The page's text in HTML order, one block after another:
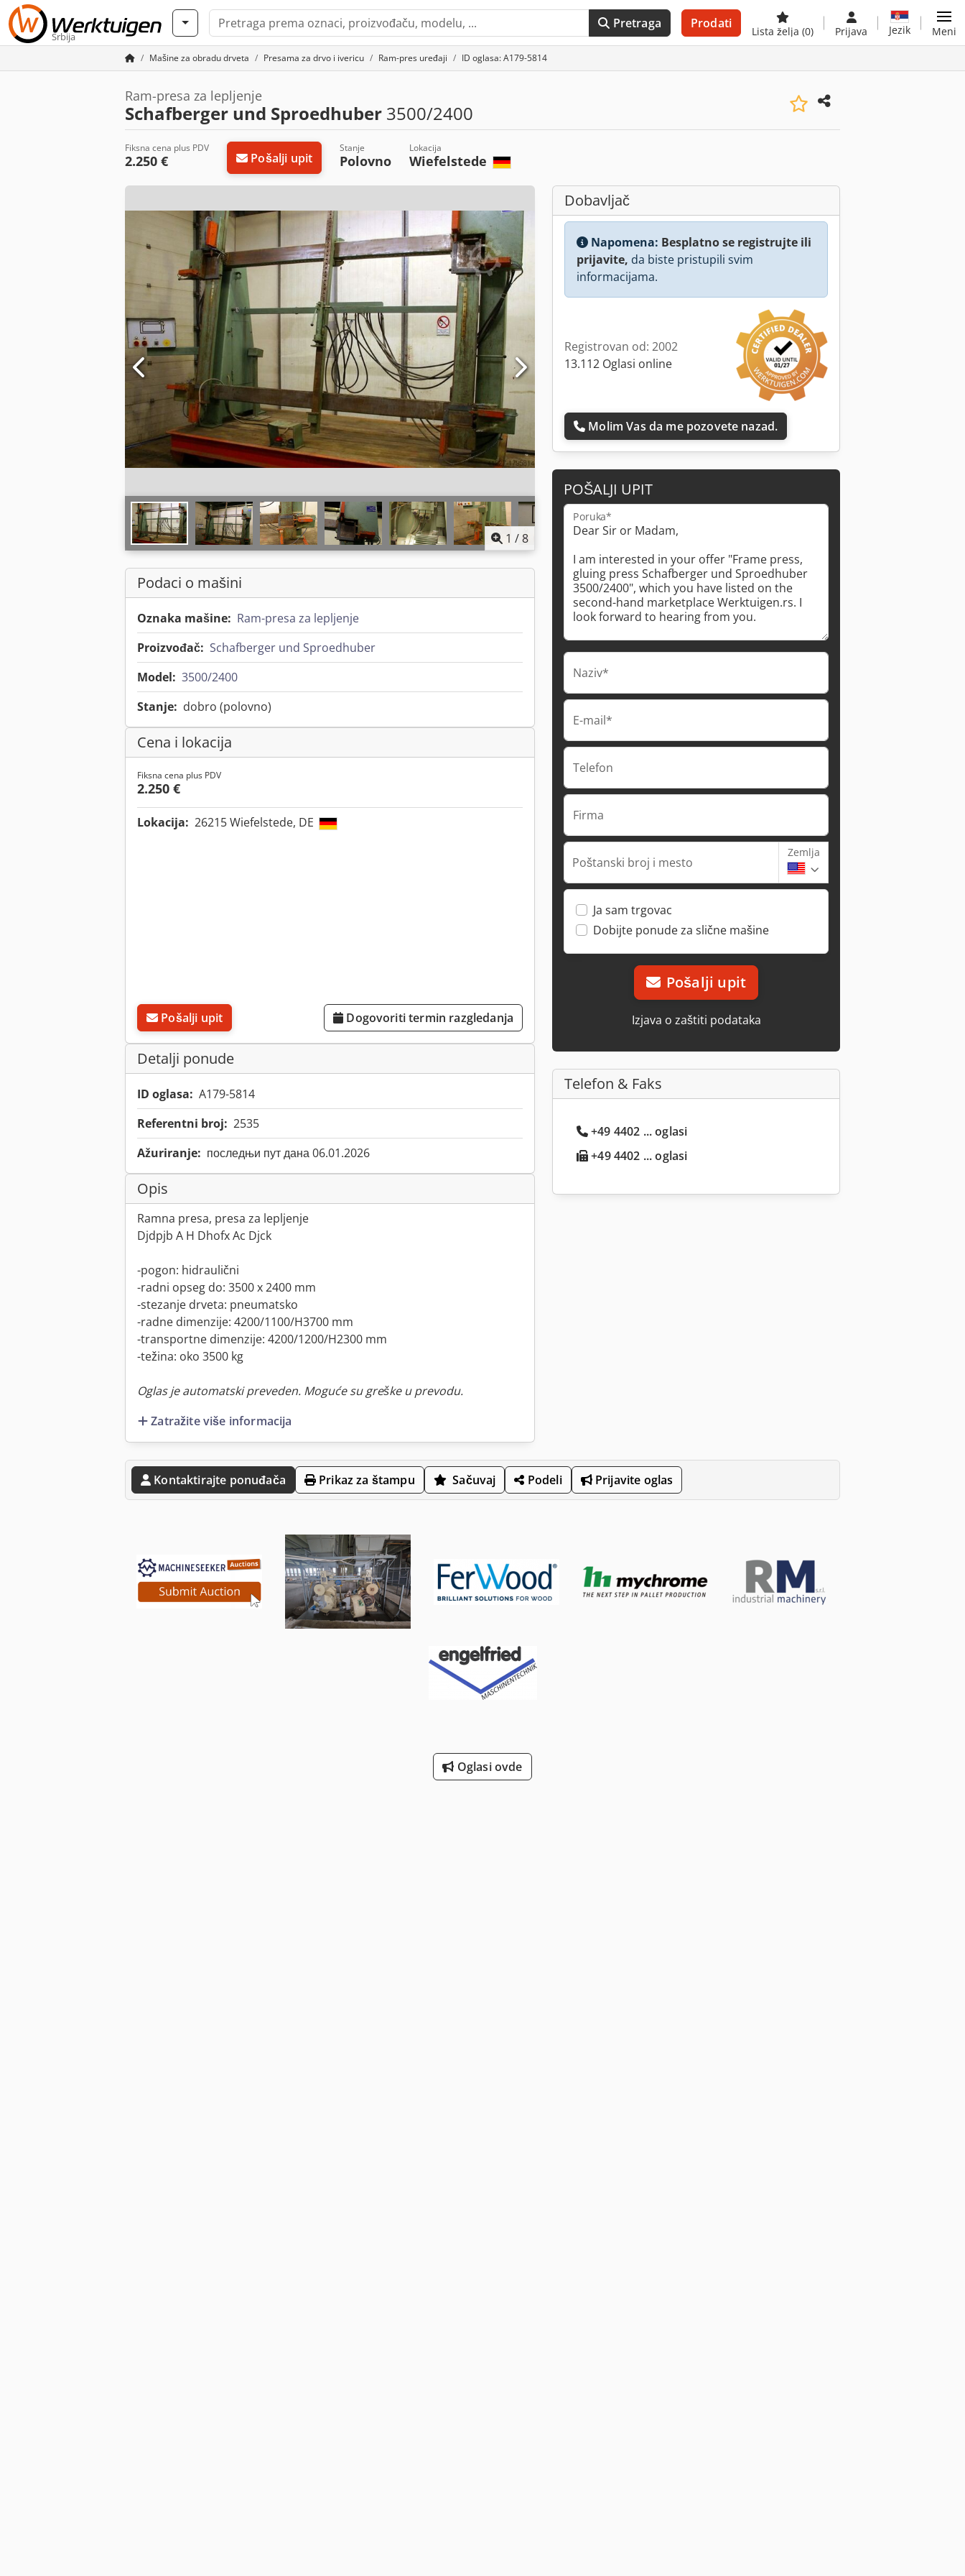
Srbija
Pretraga Prodati
Lista želja (0) Prijava Jezik Meni
Mašine za obradu drveta Presama za drvo i ivericu Ram-pres uređaji ID oglasa: A179-5814
Ram-presa za lepljenje
Schafberger und Sproedhuber 3500/2400
Fiksna cena plus PDV
2.250 € Pošalji upit
Stanje
Polovno
Lokacija
Wiefelstede
1 /8
Podaci o mašini
Oznaka mašine: Ram-presa za lepljenje
Proizvođač: Schafberger und Sproedhuber
Model: 3500/2400
Stanje: dobro (polovno)
Cena i lokacija
Fiksna cena plus PDV
2.250 €
Lokacija: 26215 Wiefelstede, DE
Pošalji upit Dogovoriti termin razgledanja
Detalji ponude
ID oglasa: A179-5814
Referentni broj: 2535
Ažuriranje: последњи пут дана 06.01.2026
Opis
Ramna presa, presa za lepljenje
Djdpjb A H Dhofx Ac Djck
-pogon: hidraulični
-radni opseg do: 3500 x 2400 mm
-stezanje drveta: pneumatsko
-radne dimenzije: 4200/1100/H3700 mm
-transportne dimenzije: 4200/1200/H2300 mm
-težina: oko 3500 kg
Oglas je automatski preveden. Moguće su greške u prevodu.
Zatražite više informacija
Dobavljač
Napomena: Besplatno se registrujte ili
prijavite, da biste pristupili svim
informacijama.
Registrovan od: 2002
13.112 Oglasi online
Molim Vas da me pozovete nazad.
POŠALJI UPIT
Poruka*
Naziv*
E-mail*
Telefon
Firma
Poštanski broj i mesto
Zemlja
Ja sam trgovac
Dobijte ponude za slične mašine
Pošalji upit
Izjava o zaštiti podataka
Telefon & Faks
+49 4402 ... oglasi
+49 4402 ... oglasi
Kontaktirajte ponuđača Prikaz za štampu Sačuvaj Podeli Prijavite oglas
Oglasi ovde